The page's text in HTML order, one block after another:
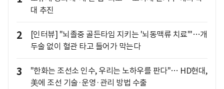
대 추진
2
[인터뷰] "뇌졸중 골든타임 지키는 '뇌동맥류 치료'"…개
두술 없이 혈관 타고 들어가 막는다
3
"한화는 조선소 인수, 우리는 노하우를 판다"… HD현대,
美에 조선 기술·운영·관리 방법 수출